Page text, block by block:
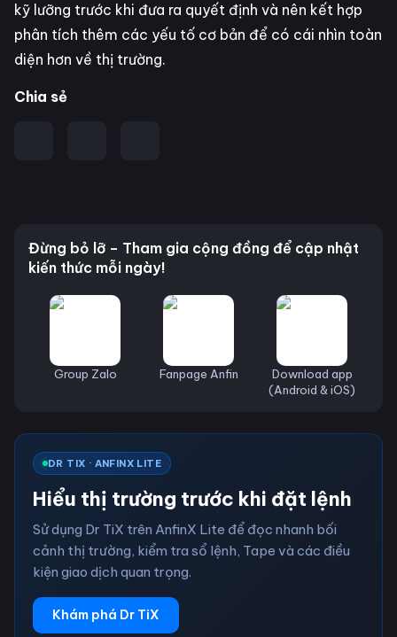
kỹ lưỡng trước khi đưa ra quyết định và nên kết hợp
phân tích thêm các yếu tố cơ bản để có cái nhìn toàn
diện hơn về thị trường.
Chia sẻ
Đừng bỏ lỡ – Tham gia cộng đồng để cập nhật
kiến thức mỗi ngày!
Group Zalo Fanpage Anfin
Download app
(Android & iOS)
DR TIX · ANFINX LITE
Hiểu thị trường trước khi đặt lệnh
Sử dụng Dr TiX trên AnfinX Lite để đọc nhanh bối
cảnh thị trường, kiểm tra sổ lệnh, Tape và các điều
kiện giao dịch quan trọng.
Khám phá Dr TiX